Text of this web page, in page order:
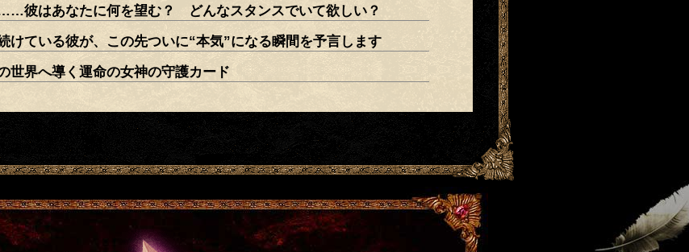
彼はあなたに何を望む？ どんなスタンスでいて欲しい？
けている彼が、この先ついに“本気”になる瞬間を予言します
世界へ導く運命の女神の守護カード